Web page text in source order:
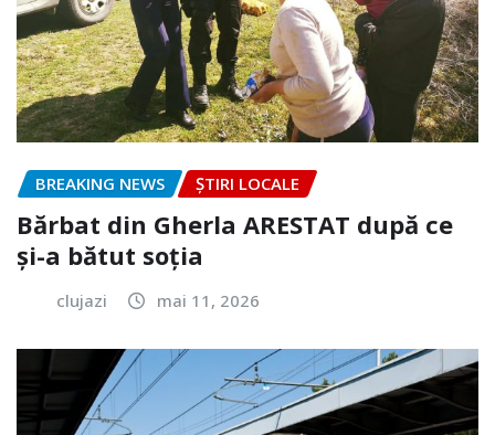
BREAKING NEWS ȘTIRI LOCALE
Bărbat din Gherla ARESTAT după ce
și-a bătut soția
clujazi mai 11, 2026